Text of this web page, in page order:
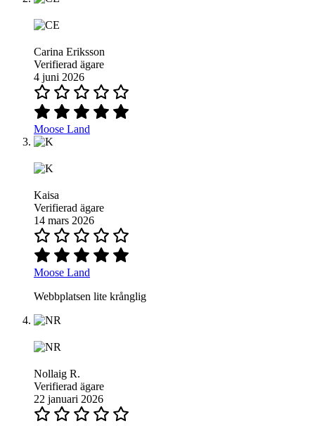
Carina Eriksson
Verifierad ägare
4 juni 2026
Moose Land
Kaisa
Verifierad ägare
14 mars 2026
Moose Land
Webbplatsen lite krånglig
Nollaig R.
Verifierad ägare
22 januari 2026